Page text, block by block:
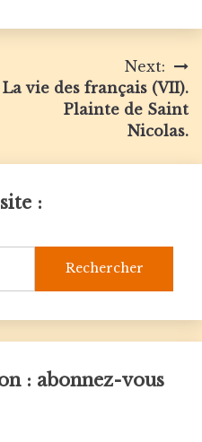
Next:
La vie des français (VII).
Plainte de Saint
Nicolas.
:
: abonnez-vous